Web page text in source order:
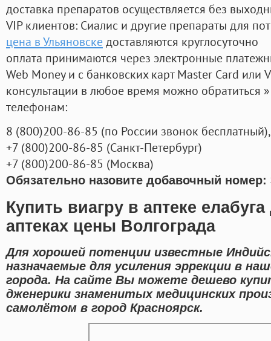
доставка препаратов осуществляется без
VIP клиентов: Сиалис и другие препараты для
цена в Ульяновскедоставляются круглосуточно
оплата принимаются через электронные
Web Money и с банковских карт Master Card или
консультации в любое время можно обратиться
телефонам:
8 (800)200-86-85 (по России звонок бесплатный),
+7 (800)200-86-85 (Санкт-Петербург)
+7 (800)200-86-85 (Москва)
Обязательно назовите добавочный номер:
Купить виагру в аптеке
аптеках цены Волгограда
Для хорошей потенции известные
назначаемые для усиления эррекции в
города. На сайте Вы можете дешево
дженерики знаменитых медицинских
самолётом в город Красноярск.